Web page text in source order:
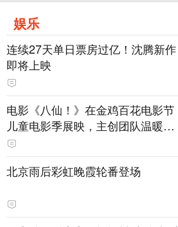
娱乐
连续27天单日票房过亿！沈腾新作
即将上映
电影《八仙！》在金鸡百花电影节
儿童电影季展映，主创团队温暖寄
语小观众
北京雨后彩虹晚霞轮番登场